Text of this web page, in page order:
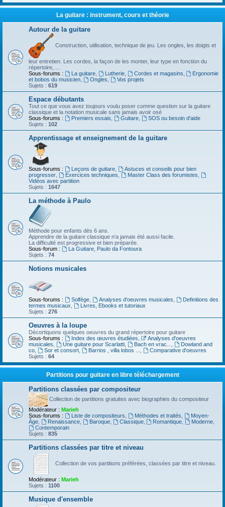
La guitare : instrument, cours et théorie
Autour de la guitare
Construction, utilisation, technique de jeu. Les ongles, les doigts et
leur entretien. Les cordes, la façon de les monter, leur type en fonction du
répertoire, ...
Sous-forums :
La guitare, Lutherie, Cordes et magasins
Ergonomie
et bobos du musicien
Ongles
Vos projets
Sujets : 619
Espace débutants
Tout ce que vous avez toujours voulu poser comme question sur la guitare
classique et la notation musicale sans jamais avoir osé
Sous-forums :
Premiers essais Guitare,
SOS ou besoin d'aide
Sujets : 102
Apprentissage et enseignement de la guitare
Sous-forums : Leçons de guitare,
Astuces et conseils pour bien
progresser
Exercices techniques Master Class des forumistes
Vidéos avec partition
Sujets : 1647
La méthode à Paulo
Méthode pour enfants dès 6 ans.
Apprendre de la guitare classique n'a jamais été aussi facile.
La difficulté est progressive et bien préparée.
Sous-forum :
La Guitare, Paulo da Fontoura
Sujets : 74
Notions musicales
Sous-forums : Solfège, Analyses d'oeuvres musicales
Definitions des
termes musicaux
Livres, Ebooks et tutoriaux
Sujets : 276
Oeuvres à la loupe
Décortiquons quelques oeuvres du grand répertoire pour guitare
Sous-forums :
Index des œuvres étudiées
Analyses d'oeuvres
musicales
Une guitare pour Scarlatti, Bach en vrac...
Dowland and
co
Sor et consort, Barrios , villa lobos ...
Comparative d'oeuvres
Sujets : 64
Partitions pour guitare en libre téléchargement
Partitions classées par compositeur
Collection de partitions gratuites avec biographies du compositeur
Modérateur : Marieh
Sous-forums :
Liste de compositeurs Méthodes et traités
Moyen-
Âge
Renaissance, Baroque, Classique, Romantique Moderne
Contemporain
Sujets : 835
Partitions classées par titre et niveau
Collection de vos partitions préférées, classées par titre et niveau.
Modérateur : Marieh
Sujets : 1100
Musique d'ensemble